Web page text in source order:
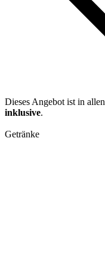
Dieses Angebot ist in allen
inklusive.
Getränke